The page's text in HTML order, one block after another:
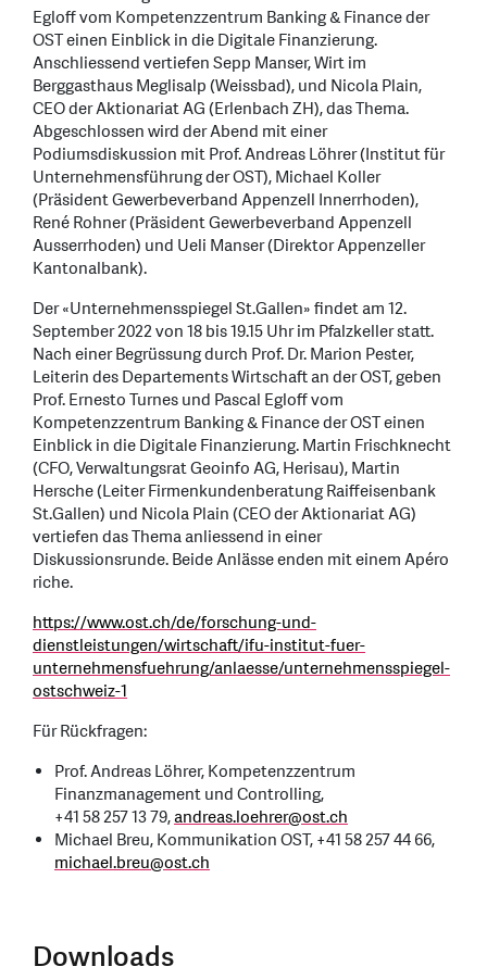
Egloff vom Kompetenzzentrum Banking & Finance der
OST einen Einblick in die Digitale Finanzierung.
Anschliessend vertiefen Sepp Manser, Wirt im
Berggasthaus Meglisalp (Weissbad), und Nicola Plain,
CEO der Aktionariat AG (Erlenbach ZH), das Thema.
Abgeschlossen wird der Abend mit einer
Podiumsdiskussion mit Prof. Andreas Löhrer (Institut für
Unternehmensführung der OST), Michael Koller
(Präsident Gewerbeverband Appenzell Innerrhoden),
René Rohner (Präsident Gewerbeverband Appenzell
Ausserrhoden) und Ueli Manser (Direktor Appenzeller
Kantonalbank).
Der «Unternehmensspiegel St.Gallen» findet am 12.
September 2022 von 18 bis 19.15 Uhr im Pfalzkeller statt.
Nach einer Begrüssung durch Prof. Dr. Marion Pester,
Leiterin des Departements Wirtschaft an der OST, geben
Prof. Ernesto Turnes und Pascal Egloff vom
Kompetenzzentrum Banking & Finance der OST einen
Einblick in die Digitale Finanzierung. Martin Frischknecht
(CFO, Verwaltungsrat Geoinfo AG, Herisau), Martin
Hersche (Leiter Firmenkundenberatung Raiffeisenbank
St.Gallen) und Nicola Plain (CEO der Aktionariat AG)
vertiefen das Thema anliessend in einer
Diskussionsrunde. Beide Anlässe enden mit einem Apéro
riche.
https://www.ost.ch/de/forschung-und-
dienstleistungen/wirtschaft/ifu-institut-fuer-
unternehmensfuehrung/anlaesse/unternehmensspiegel-
ostschweiz-1
Für Rückfragen:
Prof. Andreas Löhrer, Kompetenzzentrum
Finanzmanagement und Controlling,
+41 58 257 13 79,andreas.loehrer@ost.ch
Michael Breu, Kommunikation OST, +41 58 257 44 66,
michael.breu@ost.ch
Downloads